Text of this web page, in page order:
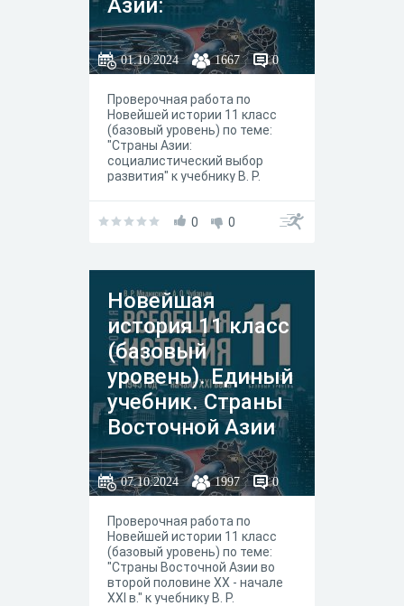
Азии:
социалистически
й выбор развития
01.10.2024 1667 0
Проверочная работа по
Новейшей истории 11 класс
(базовый уровень) по теме:
"Страны Азии:
социалистический выбор
развития" к учебнику В. Р.
год.
0 0
Новейшая
история 11 класс
(базовый
уровень). Единый
учебник. Страны
Восточной Азии
во второй
половине ХХ -
начале XXI в.
07.10.2024 1997 0
Проверочная работа по
Новейшей истории 11 класс
(базовый уровень) по теме:
"Страны Восточной Азии во
второй половине ХХ - начале
XXI в." к учебнику В. Р.